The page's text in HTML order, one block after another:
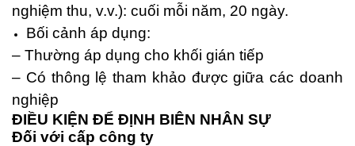
nghiệm thu, v.v.): cuối mỗi năm, 20 ngày.
Bối cảnh áp dụng:
– Thường áp dụng cho khối gián tiếp
– Có thông lệ tham khảo được giữa các doanh
nghiệp
ĐIỀU KIỆN ĐỂ ĐỊNH BIÊN NHÂN SỰ
Đối với cấp công ty